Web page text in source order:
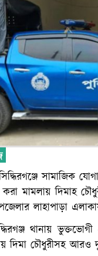
সামাজিক
মামলায় দিমাহ
লাহাপাড়া
থানায়
দিমা চৌধুরীসহ আরও